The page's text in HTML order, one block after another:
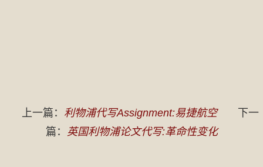
上一篇： 利物浦代写Assignment:易捷航空
下一
篇：
英国利物浦论文代写:革命性变化